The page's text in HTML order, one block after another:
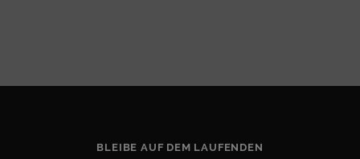
BLEIBE AUF DEM LAUFENDEN